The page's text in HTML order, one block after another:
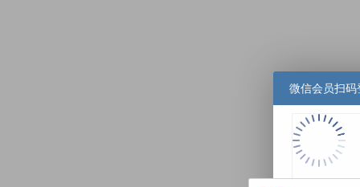
微信会员扫码